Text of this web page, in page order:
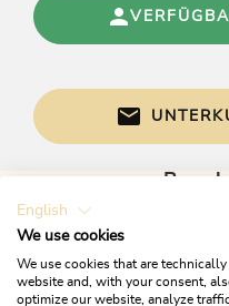
English
We use cookies
We use cookies that are
website and, with your consent,
optimize our website, analyze